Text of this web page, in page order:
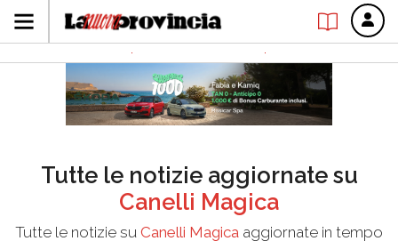
Tutte le notizie aggiornate su
Canelli Magica
Tutte le notizie su Canelli Magica aggiornate in tempo